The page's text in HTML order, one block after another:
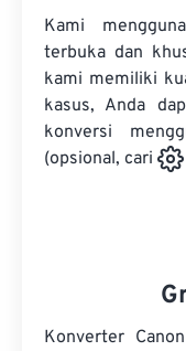
Kami
terbuka dan
kami memiliki
kasus, Anda
konversi
(opsional, cari
Konverter